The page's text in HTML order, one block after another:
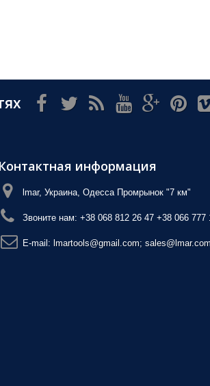
информация
lmar, Украина, Одесса Промрынок "7 км"
Звоните нам: +38 068 812 26 47 +38 066 777
E-mail: lmartools@gmail.com;